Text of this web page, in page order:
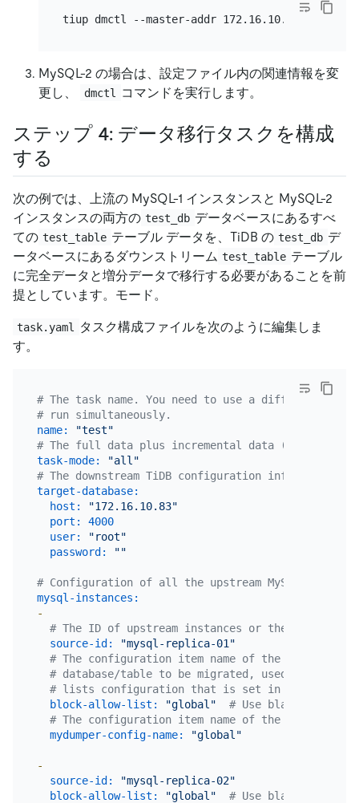
MySQL-2 の場合は、設定ファイル内の関連情報を変
更し、
dmctl コマンドを実行します。
ステップ 4: データ移行タスクを構成
する
次の例では、上流の MySQL-1 インスタンスと MySQL-2
インスタンスの両方の test_db データベースにあるすべ
ての test_table テーブル データを、TiDB の test_db デ
ータベースにあるダウンストリーム test_table テーブル
に完全データと増分データで移行する必要があることを前
提としています。モード。
task.yaml
タスク構成ファイルを次のように編集しま
す。
# The task name. You need to use a different
# run simultaneously.
name:
"test"
# The full data plus incremental data (all)
task-mode:
"all"
# The downstream TiDB configuration information.
target-database:
host:
"172.16.10.83"
port:
4000
user:
"root"
password:
""
# Configuration of all the upstream MySQL
mysql-instances:
-
# The ID of upstream instances or the
source-id:
"mysql-replica-01"
# The configuration item name of the block
# database/table to be migrated, used to quote
# lists configuration that is set in the global
block-allow-list:
"global"
# Use black-
# The configuration item name of the dump
mydumper-config-name:
"global"
-
source-id:
"mysql-replica-02"
block-allow-list:
"global" # Use black-